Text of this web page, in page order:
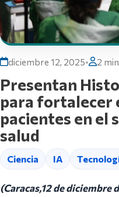
diciembre 12, 2025• 2
Presentan
para fortalecer
pacientes en el
salud
Ciencia IA
(Caracas,12 de diciembre